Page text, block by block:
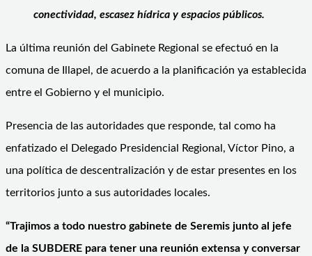
conectividad, escasez hídrica y espacios públicos.
La última reunión del Gabinete Regional se efectuó en la
comuna de Illapel, de acuerdo a la planificación ya establecida
entre el Gobierno y el municipio.
Presencia de las autoridades que responde, tal como ha
enfatizado el Delegado Presidencial Regional, Víctor Pino, a
una política de descentralización y de estar presentes en los
territorios junto a sus autoridades locales.
“Trajimos a todo nuestro gabinete de Seremis junto al jefe
de la SUBDERE para tener una reunión extensa y conversar